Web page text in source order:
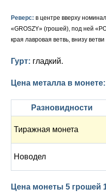
Реверс: в центре вверху
«GROSZY» (грошей), под ней
края лавровая ветвь, внизу
Гурт: гладкий.
Цена металла в монете:
Разновидности
Тиражная монета
Новодел
Цена монеты 5 грошей